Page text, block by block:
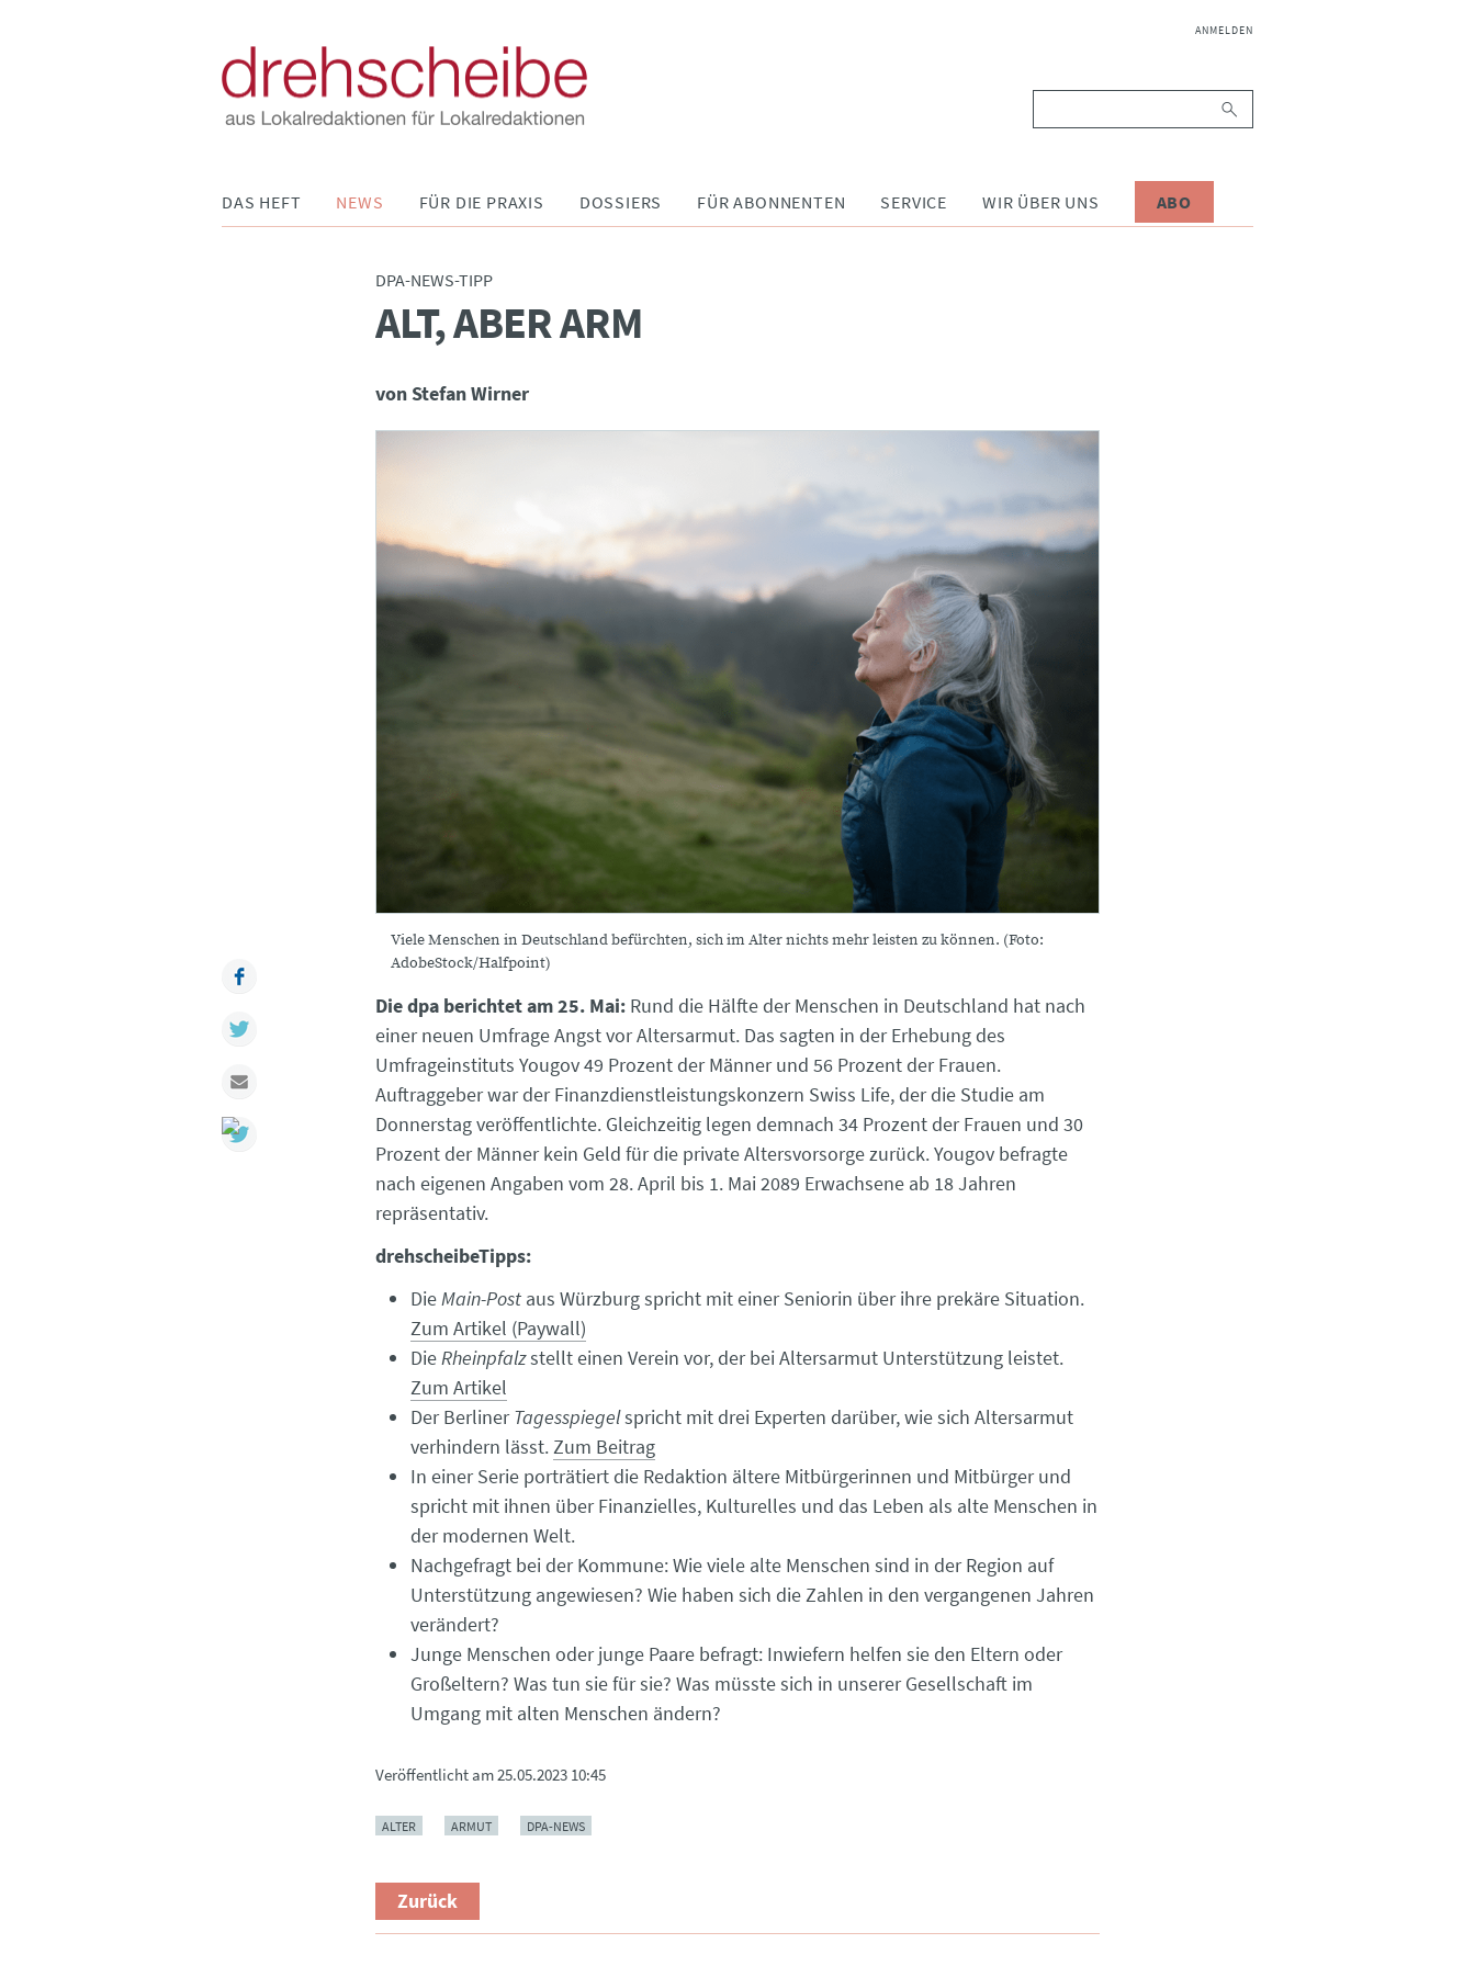
NAVIGATION
ANMELDEN
DAS HEFT NEWS FÜR DIE PRAXIS DOSSIERS FÜR ABONNENTEN SERVICE WIR ÜBER UNS ABO
DPA-NEWS-TIPP
ALT, ABER ARM
von Stefan Wirner
Viele Menschen in Deutschland befürchten, sich im Alter nichts mehr leisten zu können. (Foto:
AdobeStock/Halfpoint)
Die dpa berichtet am 25. Mai: Rund die Hälfte der Menschen in Deutschland hat nach
einer neuen Umfrage Angst vor Altersarmut. Das sagten in der Erhebung des
Umfrageinstituts Yougov 49 Prozent der Männer und 56 Prozent der Frauen.
Auftraggeber war der Finanzdienstleistungskonzern Swiss Life, der die Studie am
Donnerstag veröffentlichte. Gleichzeitig legen demnach 34 Prozent der Frauen und 30
Prozent der Männer kein Geld für die private Altersvorsorge zurück. Yougov befragte
nach eigenen Angaben vom 28. April bis 1. Mai 2089 Erwachsene ab 18 Jahren
repräsentativ.
drehscheibeTipps:
Die Main-Post aus Würzburg spricht mit einer Seniorin über ihre prekäre Situation.
Zum Artikel (Paywall)
Die Rheinpfalzstellt einen Verein vor, der bei Altersarmut Unterstützung leistet.
Zum Artikel
Der BerlinerTagesspiegelspricht mit drei Experten darüber, wie sich Altersarmut
verhindern lässt. Zum Beitrag
In einer Serie porträtiert die Redaktion ältere Mitbürgerinnen und Mitbürger und
spricht mit ihnen über Finanzielles, Kulturelles und das Leben als alte Menschen in
der modernen Welt.
Nachgefragt bei der Kommune: Wie viele alte Menschen sind in der Region auf
Unterstützung angewiesen? Wie haben sich die Zahlen in den vergangenen Jahren
verändert?
Junge Menschen oder junge Paare befragt: Inwiefern helfen sie den Eltern oder
Großeltern? Was tun sie für sie? Was müsste sich in unserer Gesellschaft im
Umgang mit alten Menschen ändern?
Veröffentlicht am25.05.2023 10:45
ALTER ARMUT DPA-NEWS
Zurück